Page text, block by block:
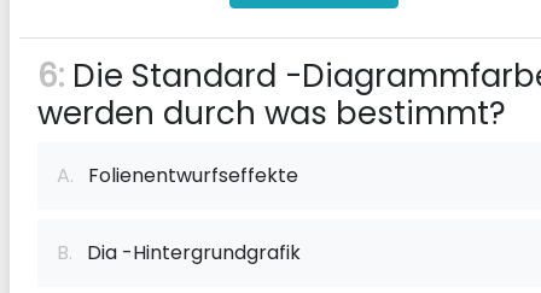
6: Die Standard -
werden durch was bestimmt?
A. Folienentwurfseffekte
B. Dia -Hintergrundgrafik